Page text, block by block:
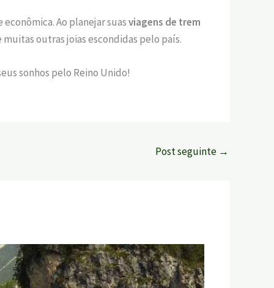
Ao planejar suasviagens de trem
outras joias escondidas pelo país.
sonhos pelo Reino Unido!
Post seguinte →